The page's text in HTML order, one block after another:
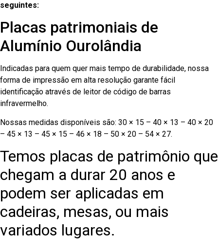
seguintes:
Placas patrimoniais de
Alumínio Ourolândia
Indicadas para quem quer mais tempo de durabilidade, nossa
forma de impressão em alta resolução garante fácil
identificação através de leitor de código de barras
infravermelho.
Nossas medidas disponíveis são: 30 × 15 – 40 × 13 – 40 × 20
– 45 × 13 – 45 × 15 – 46 × 18 – 50 × 20 – 54 × 27.
Temos placas de patrimônio que
chegam a durar 20 anos e
podem ser aplicadas em
cadeiras, mesas, ou mais
variados lugares.